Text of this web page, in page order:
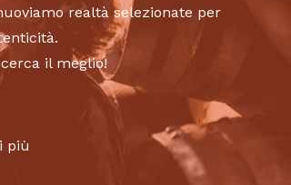
realtà selezionate per
il meglio!
più